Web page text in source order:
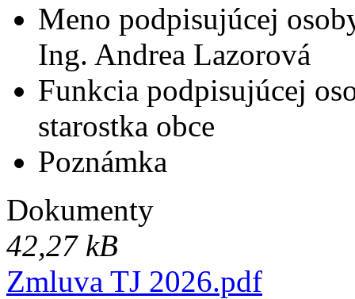
Meno podpisujúcej
Ing. Andrea Lazorová
Funkcia podpisujúcej
starostka obce
Poznámka
Dokumenty
42,27 kB
Zmluva TJ 2026.pdf